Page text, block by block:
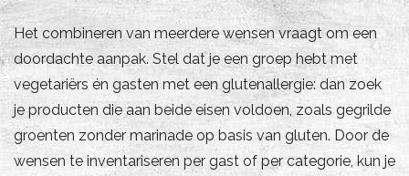
Het combineren van meerdere wensen vraagt om een
doordachte aanpak. Stel dat je een groep hebt met
vegetariërs én gasten met een glutenallergie: dan zoek
je producten die aan beide eisen voldoen, zoals gegrilde
groenten zonder marinade op basis van gluten. Door de
wensen te inventariseren per gast of per categorie, kun je